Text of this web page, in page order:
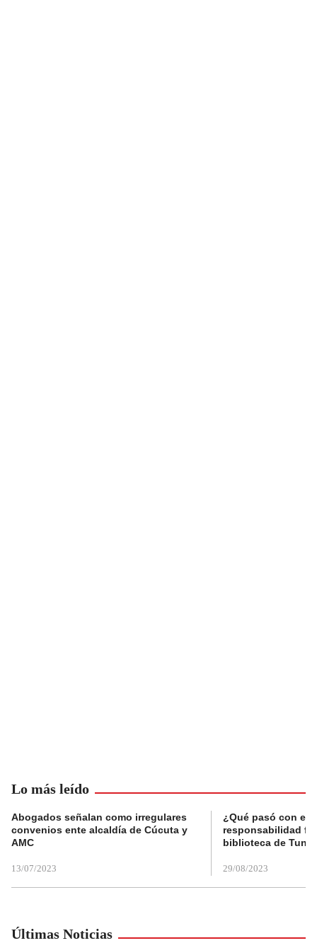
Lo más leído
Abogados señalan como irregulares
convenios ente alcaldía de Cúcuta y
AMC
13/07/2023
¿Qué pasó con el
responsabilidad
biblioteca de
29/08/2023
Últimas Noticias